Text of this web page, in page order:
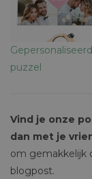
puzzel
Vind je onze
dan met je
om gemakkelijk
blogpost.